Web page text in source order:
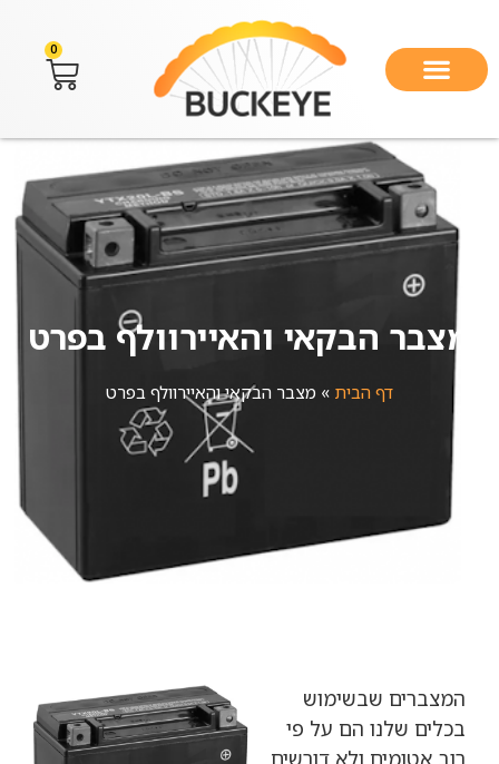
0
מצבר הבקאי והאיירוולף בפרט
דף הבית » מצבר הבקאי והאיירוולף בפרט
המצברים שבשימוש
בכלים שלנו הם על פי
רוב אטומים ולא דורשים